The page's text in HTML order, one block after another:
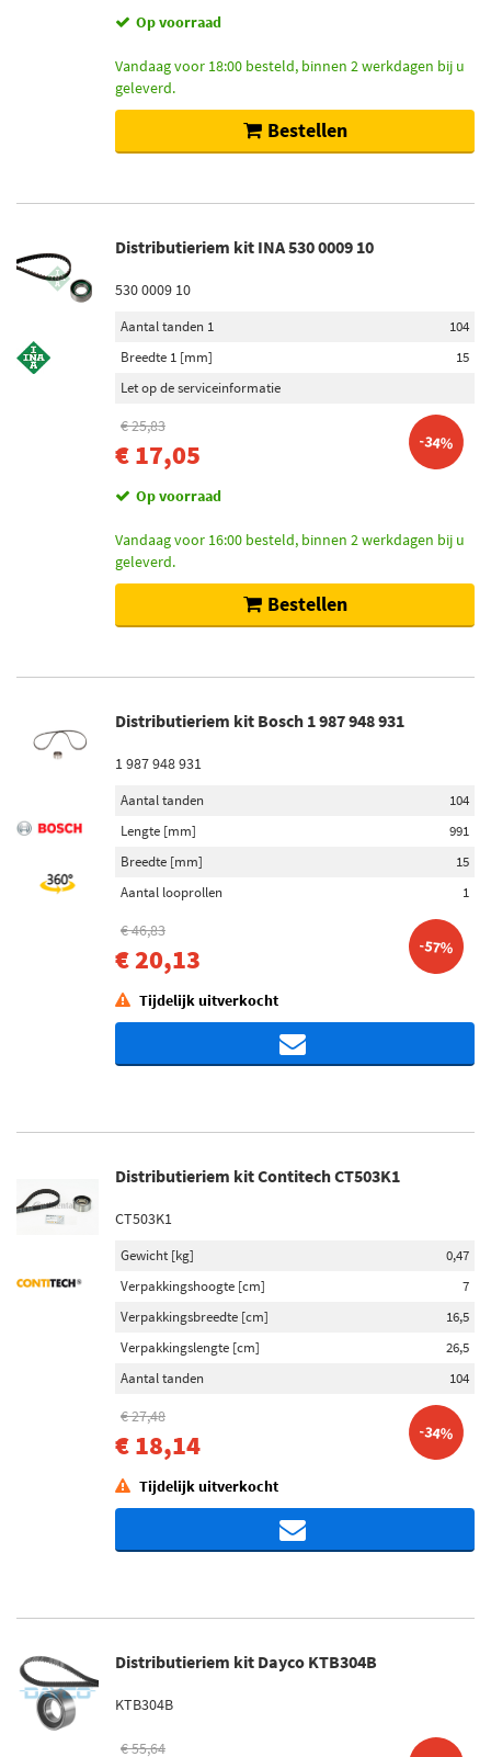
Op voorraad
Vandaag voor 18:00 besteld, binnen 2 werkdagen bij u
geleverd.
Bestellen
Distributieriem kit INA 530 0009 10
530 0009 10
Aantal tanden 1
104
Breedte 1 [mm]
15
Let op de serviceinformatie
€ 25,83
€ 17,05 -34%
Op voorraad
Vandaag voor 16:00 besteld, binnen 2 werkdagen bij u
geleverd.
Bestellen
Distributieriem kit Bosch 1 987 948 931
1 987 948 931
Aantal tanden
104
Lengte [mm]
991
Breedte [mm]
15
Aantal looprollen
1
€ 46,83
€ 20,13 -57%
Tijdelijk uitverkocht
Distributieriem kit Contitech CT503K1
CT503K1
Gewicht [kg]
0,47
Verpakkingshoogte [cm]
7
Verpakkingsbreedte [cm]
16,5
Verpakkingslengte [cm]
26,5
Aantal tanden
104
€ 27,48
€ 18,14 -34%
Tijdelijk uitverkocht
Distributieriem kit Dayco KTB304B
KTB304B
€ 55,64